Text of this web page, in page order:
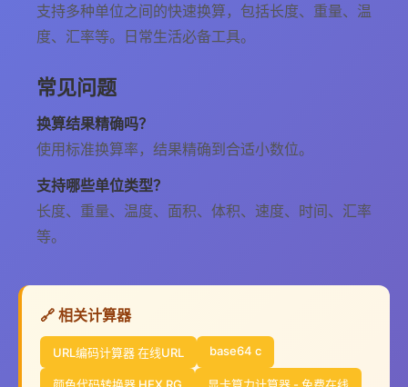
支持多种单位之间的快速换算，包括长度、重量、温
度、汇率等。日常生活必备工具。
常见问题
换算结果精确吗？
使用标准换算率，结果精确到合适小数位。
支持哪些单位类型？
长度、重量、温度、面积、体积、速度、时间、汇率
等。
🔗 相关计算器
URL编码计算器 在线URL base64 c